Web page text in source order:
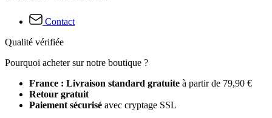
Contact
Qualité vérifiée
Pourquoi acheter sur notre boutique ?
France : Livraison standard gratuite à partir de 79,90 €
Retour gratuit
Paiement sécurisé avec cryptage SSL